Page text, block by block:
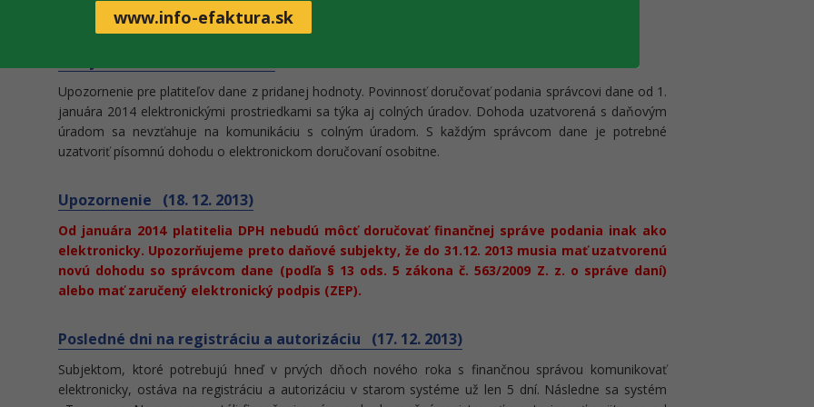
Elektronické doručovanie písomností od 01.01.2014 platí aj pre komunikáciu s
Upozornenie pre platiteľov dane z pridanej hodnoty. Povinnosť doručovať podania správcovi dane od 1.
januára 2014 elektronickými prostriedkami sa týka aj colných úradov. Dohoda uzatvorená s daňovým
úradom sa nevzťahuje na komunikáciu s colným úradom. S každým správcom dane je potrebné
uzatvoriť písomnú dohodu o elektronickom doručovaní osobitne.
Upozornenie (18. 12. 2013)
Od januára 2014 platitelia DPH nebudú môcť doručovať finančnej správe podania inak ako
elektronicky. Upozorňujeme preto daňové subjekty, že do 31.12. 2013 musia mať uzatvorenú
novú dohodu so správcom dane (podľa § 13 ods. 5 zákona č. 563/2009 Z. z. o správe daní)
alebo mať zaručený elektronický podpis (ZEP).
Posledné dni na registráciu a autorizáciu (17. 12. 2013)
Subjektom, ktoré potrebujú hneď v prvých dňoch nového roka s finančnou správou komunikovať
elektronicky, ostáva na registráciu a autorizáciu v starom systéme už len 5 dní. Následne sa systém
www.info-efaktura.sk